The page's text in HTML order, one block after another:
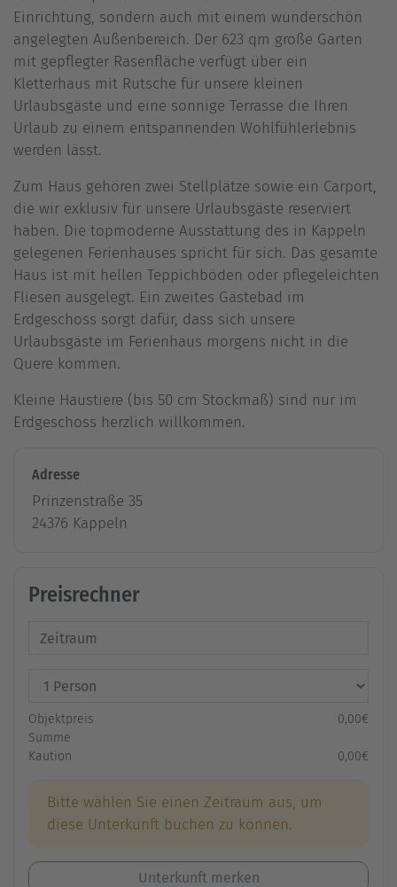
Einrichtung, sondern auch mit einem wunderschön
angelegten Außenbereich. Der 623 qm große Garten
mit gepflegter Rasenfläche verfügt über ein
Kletterhaus mit Rutsche für unsere kleinen
Urlaubsgäste und eine sonnige Terrasse die Ihren
Urlaub zu einem entspannenden Wohlfühlerlebnis
werden lässt.
Zum Haus gehören zwei Stellplätze sowie ein Carport,
die wir exklusiv für unsere Urlaubsgäste reserviert
haben. Die topmoderne Ausstattung des in Kappeln
gelegenen Ferienhauses spricht für sich. Das gesamte
Haus ist mit hellen Teppichböden oder pflegeleichten
Fliesen ausgelegt. Ein zweites Gästebad im
Erdgeschoss sorgt dafür, dass sich unsere
Urlaubsgäste im Ferienhaus morgens nicht in die
Quere kommen.
Kleine Haustiere (bis 50 cm Stockmaß) sind nur im
Erdgeschoss herzlich willkommen.
Adresse
Prinzenstraße 35
24376 Kappeln
Preisrechner
Objektpreis
0,00€
Summe
Kaution
0,00€
Bitte wählen Sie einen Zeitraum aus, um
diese Unterkunft buchen zu können.
Unterkunft merken